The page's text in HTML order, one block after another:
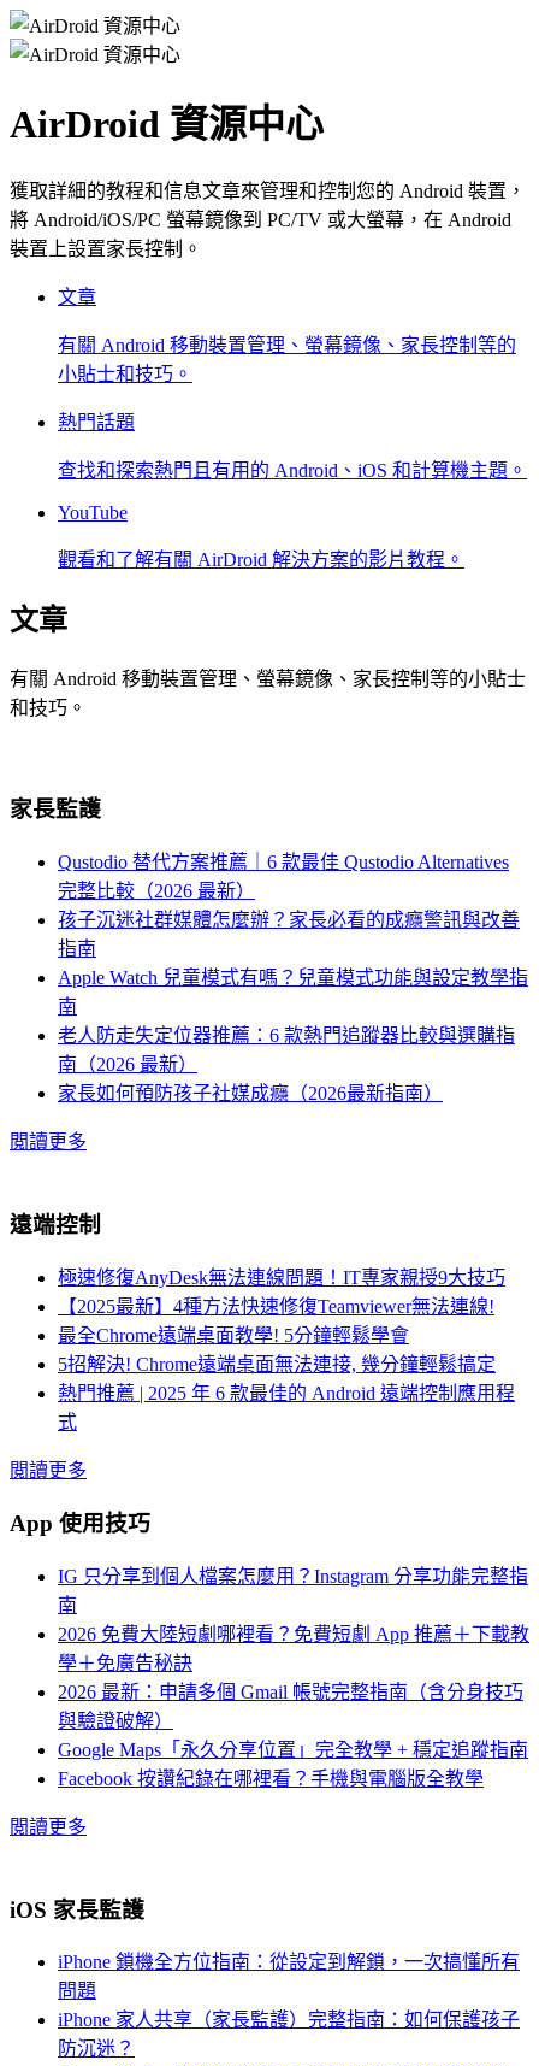
AirDroid 資源中心
獲取詳細的教程和信息文章來管理和控制您的 Android 裝置，
將 Android/iOS/PC 螢幕鏡像到 PC/TV 或大螢幕，在 Android
裝置上設置家長控制。
文章
有關 Android 移動裝置管理、螢幕鏡像、家長控制等的
小貼士和技巧。
熱門話題
查找和探索熱門且有用的 Android、iOS 和計算機主題。
YouTube
觀看和了解有關 AirDroid 解決方案的影片教程。
文章
有關 Android 移動裝置管理、螢幕鏡像、家長控制等的小貼士
和技巧。
家長監護
Qustodio 替代方案推薦｜6 款最佳 Qustodio Alternatives
完整比較（2026 最新）
孩子沉迷社群媒體怎麼辦？家長必看的成癮警訊與改善
指南
Apple Watch 兒童模式有嗎？兒童模式功能與設定教學指
南
老人防走失定位器推薦：6 款熱門追蹤器比較與選購指
南（2026 最新）
家長如何預防孩子社媒成癮（2026最新指南）
閲讀更多
遠端控制
極速修復AnyDesk無法連線問題！IT專家親授9大技巧
【2025最新】4種方法快速修復Teamviewer無法連線!
最全Chrome遠端桌面教學! 5分鐘輕鬆學會
5招解決! Chrome遠端桌面無法連接, 幾分鐘輕鬆搞定
熱門推薦 | 2025 年 6 款最佳的 Android 遠端控制應用程
式
閲讀更多
App 使用技巧
IG 只分享到個人檔案怎麼用？Instagram 分享功能完整指
南
2026 免費大陸短劇哪裡看？免費短劇 App 推薦＋下載教
學＋免廣告秘訣
2026 最新：申請多個 Gmail 帳號完整指南（含分身技巧
與驗證破解）
Google Maps「永久分享位置」完全教學 + 穩定追蹤指南
Facebook 按讚紀錄在哪裡看？手機與電腦版全教學
閲讀更多
iOS 家長監護
iPhone 鎖機全方位指南：從設定到解鎖，一次搞懂所有
問題
iPhone 家人共享（家長監護）完整指南：如何保護孩子
防沉迷？